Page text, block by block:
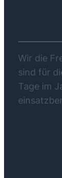
Wir die
sind für
Tage im